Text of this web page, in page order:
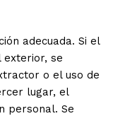
adecuada. Si el
exterior, se
o el uso de
lugar, el
personal. Se